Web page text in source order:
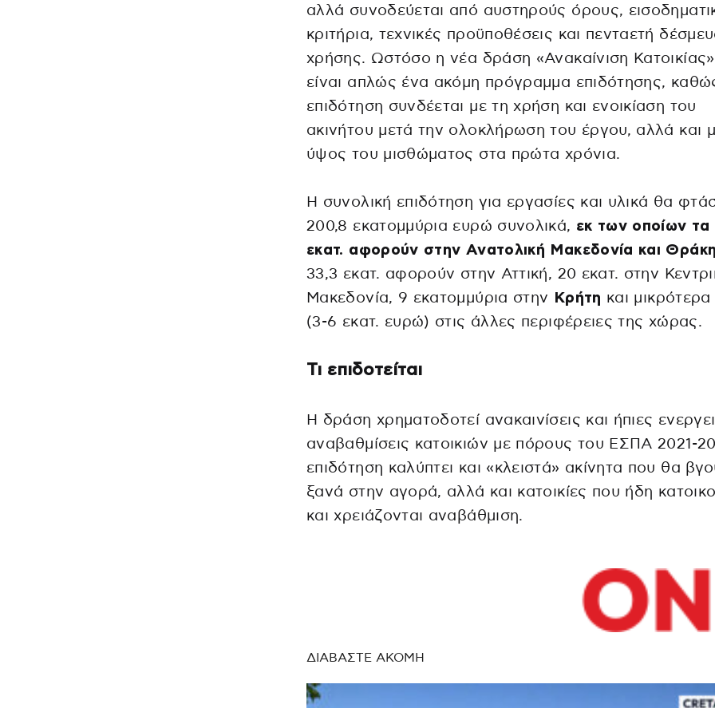
αλλά συνοδεύεται από αυστηρούς όρους,
κριτήρια, τεχνικές προϋποθέσεις και πενταετή
χρήσης. Ωστόσο η νέα δράση «Ανακαίνιση
είναι απλώς ένα ακόμη πρόγραμμα επιδότησης,
επιδότηση συνδέεται με τη χρήση και ενοικίαση του
ακινήτου μετά την ολοκλήρωση του έργου, αλλά και
ύψος του μισθώματος στα πρώτα χρόνια.
Η συνολική επιδότηση για εργασίες και υλικά θα
200,8 εκατομμύρια ευρώ συνολικά, εκ των οποίων τα
εκατ. αφορούν στην Ανατολική Μακεδονία και Θράκη
33,3 εκατ. αφορούν στην Αττική, 20 εκατ. στην
Μακεδονία, 9 εκατομμύρια στην
Κρήτη και
(3-6 εκατ. ευρώ) στις άλλες περιφέρειες της χώρας.
Τι επιδοτείται
Η δράση χρηματοδοτεί ανακαινίσεις και ήπιες
αναβαθμίσεις κατοικιών με πόρους του ΕΣΠΑ 2021-
επιδότηση καλύπτει και «κλειστά» ακίνητα που θα
ξανά στην αγορά, αλλά και κατοικίες που ήδη
και χρειάζονται αναβάθμιση.
ΔΙΑΒΑΣΤΕ ΑΚΟΜΗ